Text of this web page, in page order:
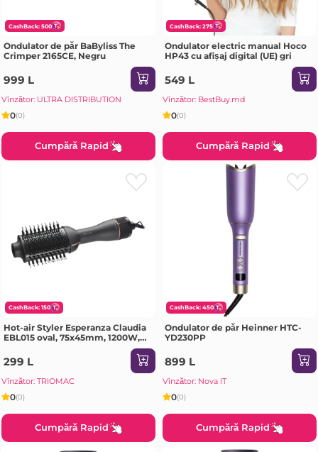
CashBack: 500
Ondulator de păr BaByliss The
Crimper 2165CE, Negru
999 L
Vînzător: ULTRA DISTRIBUTION
0(0)
Cumpără Rapid
CashBack: 275
Ondulator electric manual Hoco
HP43 cu afișaj digital (UE) gri
549 L
Vînzător: BestBuy.md
0(0)
Cumpără Rapid
CashBack: 150
Hot-air Styler Esperanza Claudia
EBL015 oval, 75x45mm, 1200W,
approximately 180 cm, Styling
brush length: 11.5 cm, Brush
diameter r
299 L
Vînzător: TRIOMAC
0(0)
Cumpără Rapid
CashBack: 450
Ondulator de păr Heinner HTC-
YD230PP
899 L
Vînzător: Nova IT
0(0)
Cumpără Rapid